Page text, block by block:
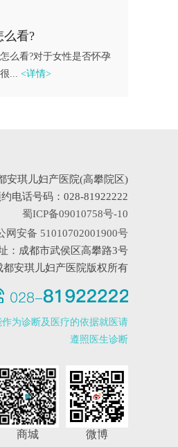
么看?
看?对于女性是否怀孕
... <详情>
安琪儿妇产医院(高攀院区)
电话号码：028-81922222
蜀ICP备09010758号-10
网安备 51010702001900号
：成都市武侯区高攀路3号
都安琪儿妇产医院版权所有
为诊断及医疗的依据就医请
遵照医生诊断
商城 微博